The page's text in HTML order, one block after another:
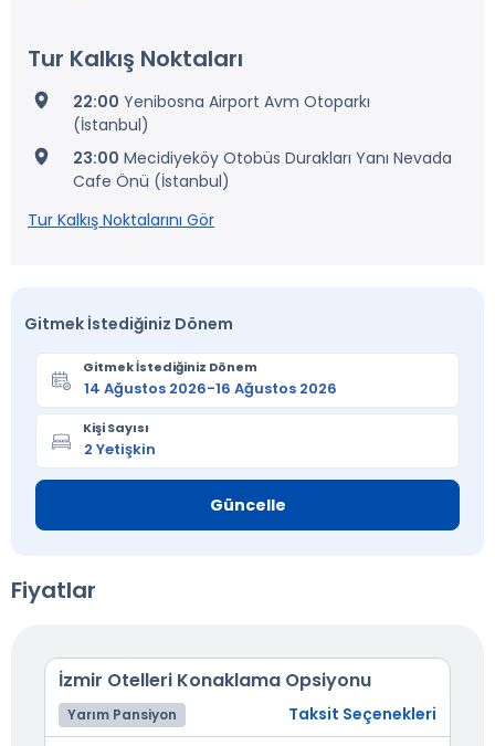
Tur Kalkış Noktaları
22:00 Yenibosna Airport Avm Otoparkı
(İstanbul)
23:00 Mecidiyeköy Otobüs Durakları Yanı Nevada
Cafe Önü (İstanbul)
Tur Kalkış Noktalarını Gör
Gitmek İstediğiniz Dönem
Gitmek İstediğiniz Dönem
Kişi Sayısı
Güncelle
Fiyatlar
İzmir Otelleri Konaklama Opsiyonu
Yarım Pansiyon Taksit Seçenekleri